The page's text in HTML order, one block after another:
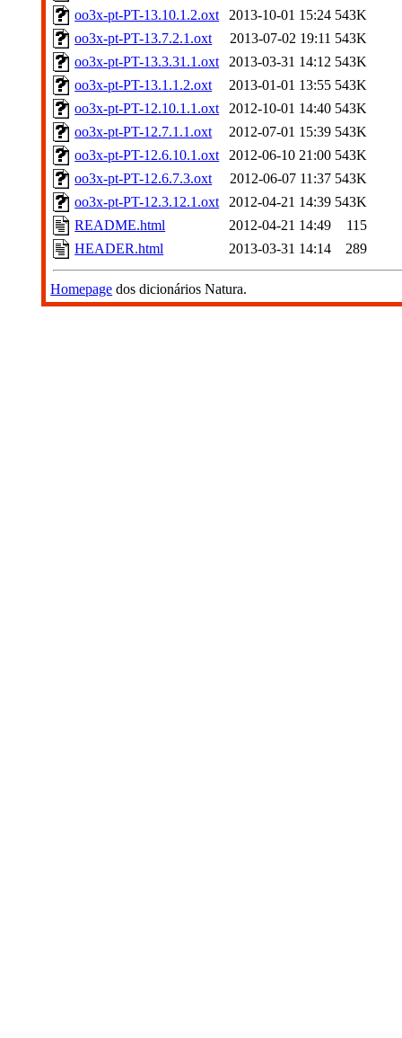
oo3x-pt-PT-13.10.1.2.oxt
2013-10-01 15:24 543K
oo3x-pt-PT-13.7.2.1.oxt
2013-07-02 19:11 543K
oo3x-pt-PT-13.3.31.1.oxt
2013-03-31 14:12 543K
oo3x-pt-PT-13.1.1.2.oxt
2013-01-01 13:55 543K
oo3x-pt-PT-12.10.1.1.oxt
2012-10-01 14:40 543K
oo3x-pt-PT-12.7.1.1.oxt
2012-07-01 15:39 543K
oo3x-pt-PT-12.6.10.1.oxt
2012-06-10 21:00 543K
oo3x-pt-PT-12.6.7.3.oxt
2012-06-07 11:37 543K
oo3x-pt-PT-12.3.12.1.oxt
2012-04-21 14:39 543K
README.html
2012-04-21 14:49
115
HEADER.html
2013-03-31 14:14 289
Homepage dos dicionários Natura.